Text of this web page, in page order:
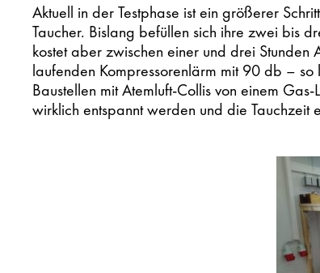
Aktuell in der Testphase ist ein größerer
Taucher. Bislang befüllen sich ihre zwei bis
kostet aber zwischen einer und drei
laufenden Kompressorenlärm mit 90 db –
Baustellen mit Atemluft-Collis von einem
wirklich entspannt werden und die Tauchzeit